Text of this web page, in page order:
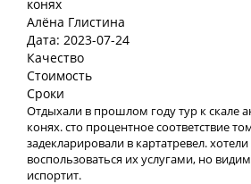
Алёна Глистина
Дата: 2023-07-24
Качество
Стоимость
Сроки
Отдыхали в прошлом году тур к скале
конях. сто процентное соответствие
задекларировали в картатревел.
воспользоваться их услугами, но
испортит.